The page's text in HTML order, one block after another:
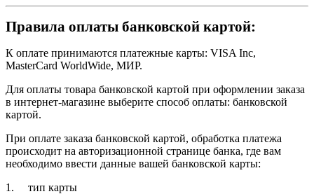
Правила оплаты банковской картой:
К оплате принимаются платежные карты: VISA Inc,
MasterCard WorldWide, МИР.
Для оплаты товара банковской картой при оформлении заказа
в интернет-магазине выберите способ оплаты: банковской
картой.
При оплате заказа банковской картой, обработка платежа
происходит на авторизационной странице банка, где вам
необходимо ввести данные вашей банковской карты:
1. тип карты